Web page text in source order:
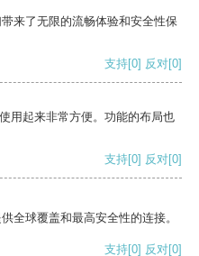
来了无限的流畅体验和安全性保
支持[0] 反对[0]
用起来非常方便。功能的布局也
支持[0] 反对[0]
全球覆盖和最高安全性的连接。
支持[0] 反对[0]